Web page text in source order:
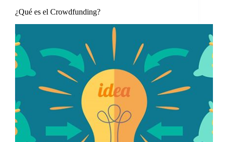
¿Qué es el Crowdfunding?